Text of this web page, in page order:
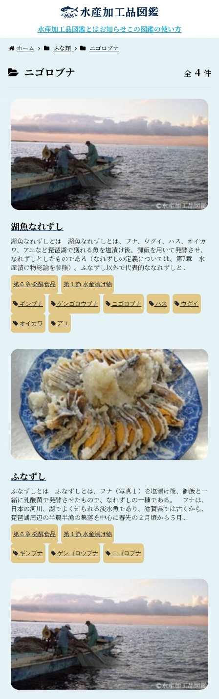
水産加工品図鑑とはお知らせこの図鑑の使い方
ホーム ふな類 ニゴロブナ
ニゴロブナ 全 4 件
湖魚なれずし
湖魚なれずしとは 湖魚なれずしとは、フナ、ウグイ、ハス、オイカ
ワ、アユなど琵琶湖で獲れる魚を塩漬け後、御飯を用いて発酵させ、
なれずしとしたものである（なれずしの定義については、第7章 水
産漬け物総論を参照）。ふなずし以外で代表的ななれずしと...
第６章 発酵食品 第１節水産漬け物
ギンブナ ゲンゴロウブナ ニゴロブナ ハス ウグイ
オイカワ アユ
ふなずし
ふなずしとは ふなずしとは、フナ（写真１）を塩漬け後、御飯と一
緒に乳酸菌で発酵させたもので、なれずしの一種である。 フナは、
日本の河川、湖でよく知られる淡水魚であり、滋賀県では古くから、
琵琶湖周辺の半農半漁の集落を中心に春先の２月頃から５月...
第６章 発酵食品 第１節水産漬け物
ギンブナ ゲンゴロウブナ ニゴロブナ